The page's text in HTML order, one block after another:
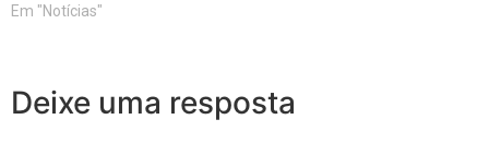
Em "Notícias"
Deixe uma resposta